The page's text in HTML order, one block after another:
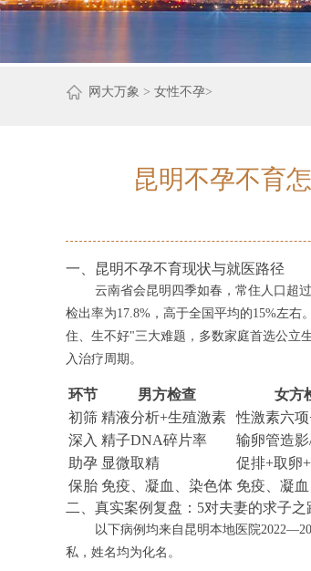
网大万象 > 女性不孕>
昆明不孕不育
一、昆明不孕不育现状与就医路径
云南省会昆明四季如春，常住人口超
检出率为17.8%，高于全国平均的15%左
住、生不好"三大难题，多数家庭首选公
入治疗周期。
环节 男方检查 女方
初筛 精液分析+生殖激素 性激素六
深入 精子DNA碎片率 输卵管造
助孕 显微取精 促排+取卵
保胎 免疫、凝血、染色体 免疫、凝
二、真实案例复盘：5对夫妻的求子之
以下病例均来自昆明本地医院
私，姓名均为化名。